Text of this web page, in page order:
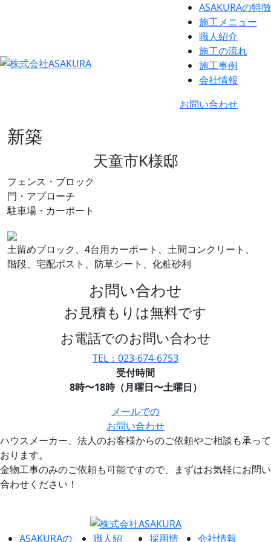
ASAKURAの特徴
施工メニュー
職人紹介
施工の流れ
施工事例
会社情報
お問い合わせ
新築
天童市K様邸
フェンス・ブロック
門・アプローチ
駐車場・カーポート
土留めブロック、4台用カーポート、土間コンクリート、
階段、宅配ポスト、防草シート、化粧砂利
お問い合わせ
お見積もりは無料です
お電話でのお問い合わせ
TEL：023-674-6753
受付時間
8時〜18時（月曜日〜土曜日）
メールでの
お問い合わせ
ハウスメーカー、法人のお客様からのご依頼やご相談も承って
おります。
金物工事のみのご依頼も可能ですので、まずはお気軽にお問い
合わせください！
ASAKURAの 職人紹 採用情 会社情報